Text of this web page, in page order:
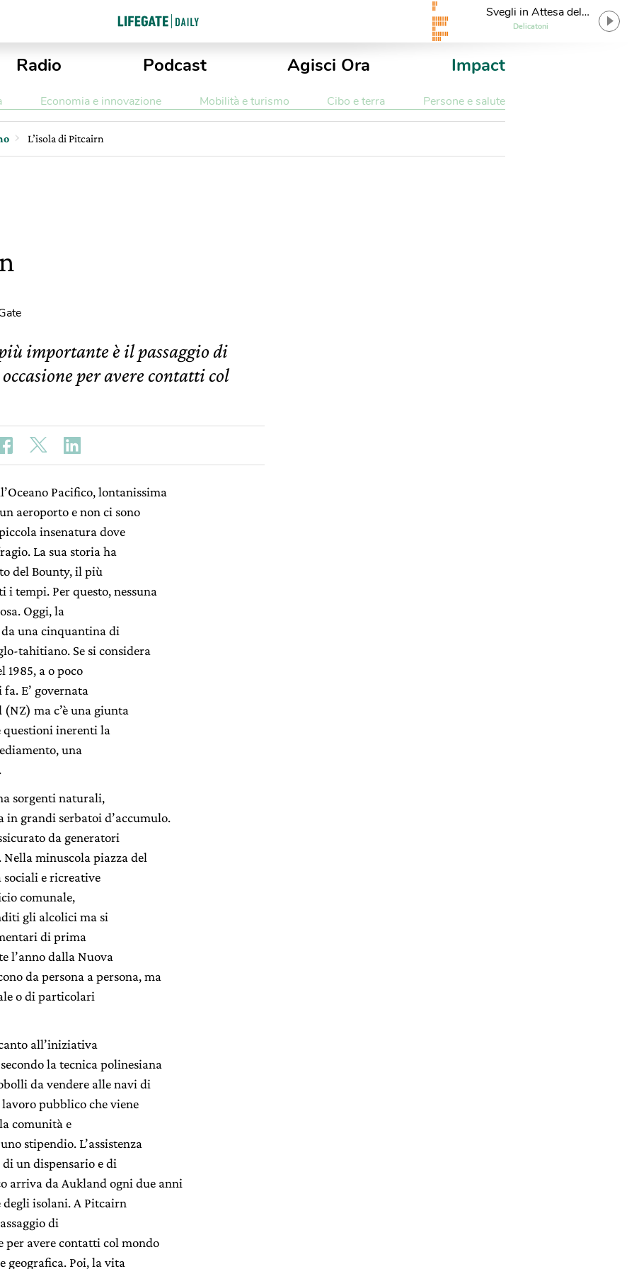
Svegli in Attesa del
Sogno
Delicatoni
Radio Podcast Agisci Ora Impact
Economia e innovazione Mobilità e turismo Cibo e terra Persone e salute
L’isola di Pitcairn
importante è il passaggio di
per avere contatti col
Pacifico, lontanissima
aeroporto e non ci sono
insenatura dove
La sua storia ha
del Bounty, il più
tempi. Per questo, nessuna
Oggi, la
una cinquantina di
tahitiano. Se si considera
1985, a o poco
E’ governata
ma c’è una giunta
questioni inerenti la
una
sorgenti naturali,
in grandi serbatoi d’accumulo.
da generatori
minuscola piazza del
e ricreative
comunale,
gli alcolici ma si
di prima
l’anno dalla Nuova
da persona a persona, ma
o di particolari
all’iniziativa
la tecnica polinesiana
da vendere alle navi di
pubblico che viene
comunità e
stipendio. L’assistenza
un dispensario e di
arriva da Aukland ogni due anni
isolani. A Pitcairn
di
per avere contatti col mondo
geografica. Poi, la vita